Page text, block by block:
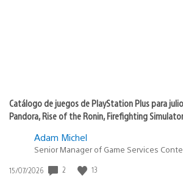
Catálogo de juegos de PlayStation Plus para
Pandora, Rise of the Ronin, Firefighting
Adam Michel
Senior Manager of Game Services
Fecha
15/07/2026 2 13